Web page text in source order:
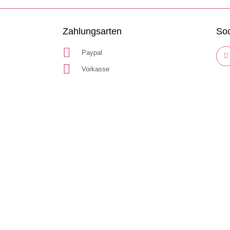
Zahlungsarten
Paypal
Vorkasse